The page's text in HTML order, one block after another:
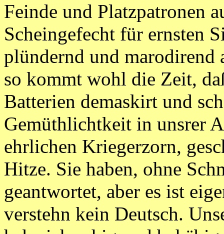
Feinde und Platzpatronen
Scheingefecht für ernsten
plündernd und
so kommt wohl die Zeit,
Batterien demaskirt und
Gemüthlichtkeit in unsrer
ehrlichen Kriegerzorn,
Hitze. Sie haben, ohne
geantwortet, aber es ist
verstehn kein Deutsch.